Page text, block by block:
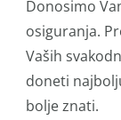
Donosimo
osiguranja.
Vaših
doneti
bolje znati.